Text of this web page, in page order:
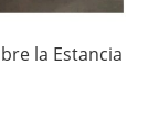
la Estancia